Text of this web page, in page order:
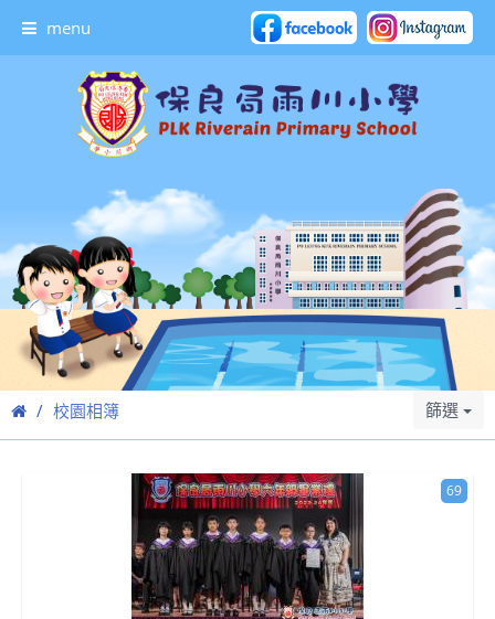
menu
校園相簿 篩選
69